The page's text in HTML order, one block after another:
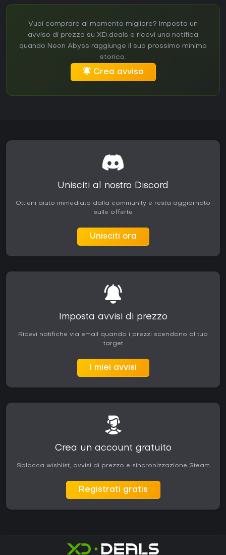
Vuoi comprare al momento migliore? Imposta un
avviso di prezzo su XD.deals e ricevi una notifica
quando Neon Abyss raggiunge il suo prossimo minimo
storico.
Crea avviso
Unisciti al nostro Discord
Ottieni aiuto immediato dalla community e resta aggiornato
sulle offerte
Unisciti ora
Imposta avvisi di prezzo
Ricevi notifiche via email quando i prezzi scendono al tuo
target
I miei avvisi
Crea un account gratuito
Sblocca wishlist, avvisi di prezzo e sincronizzazione Steam
Registrati gratis